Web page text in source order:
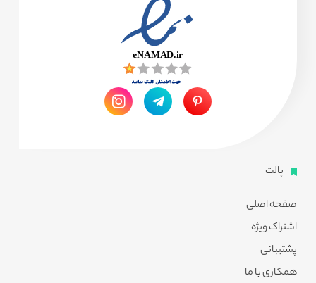
پالت
صفحه اصلی
اشتراک ویژه
پشتیبانی
همکاری با ما